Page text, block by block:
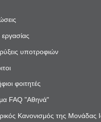
υποτροφιών
φοιτητές
FAQ "Αθηνά"
Κανονισμός της Μονάδας